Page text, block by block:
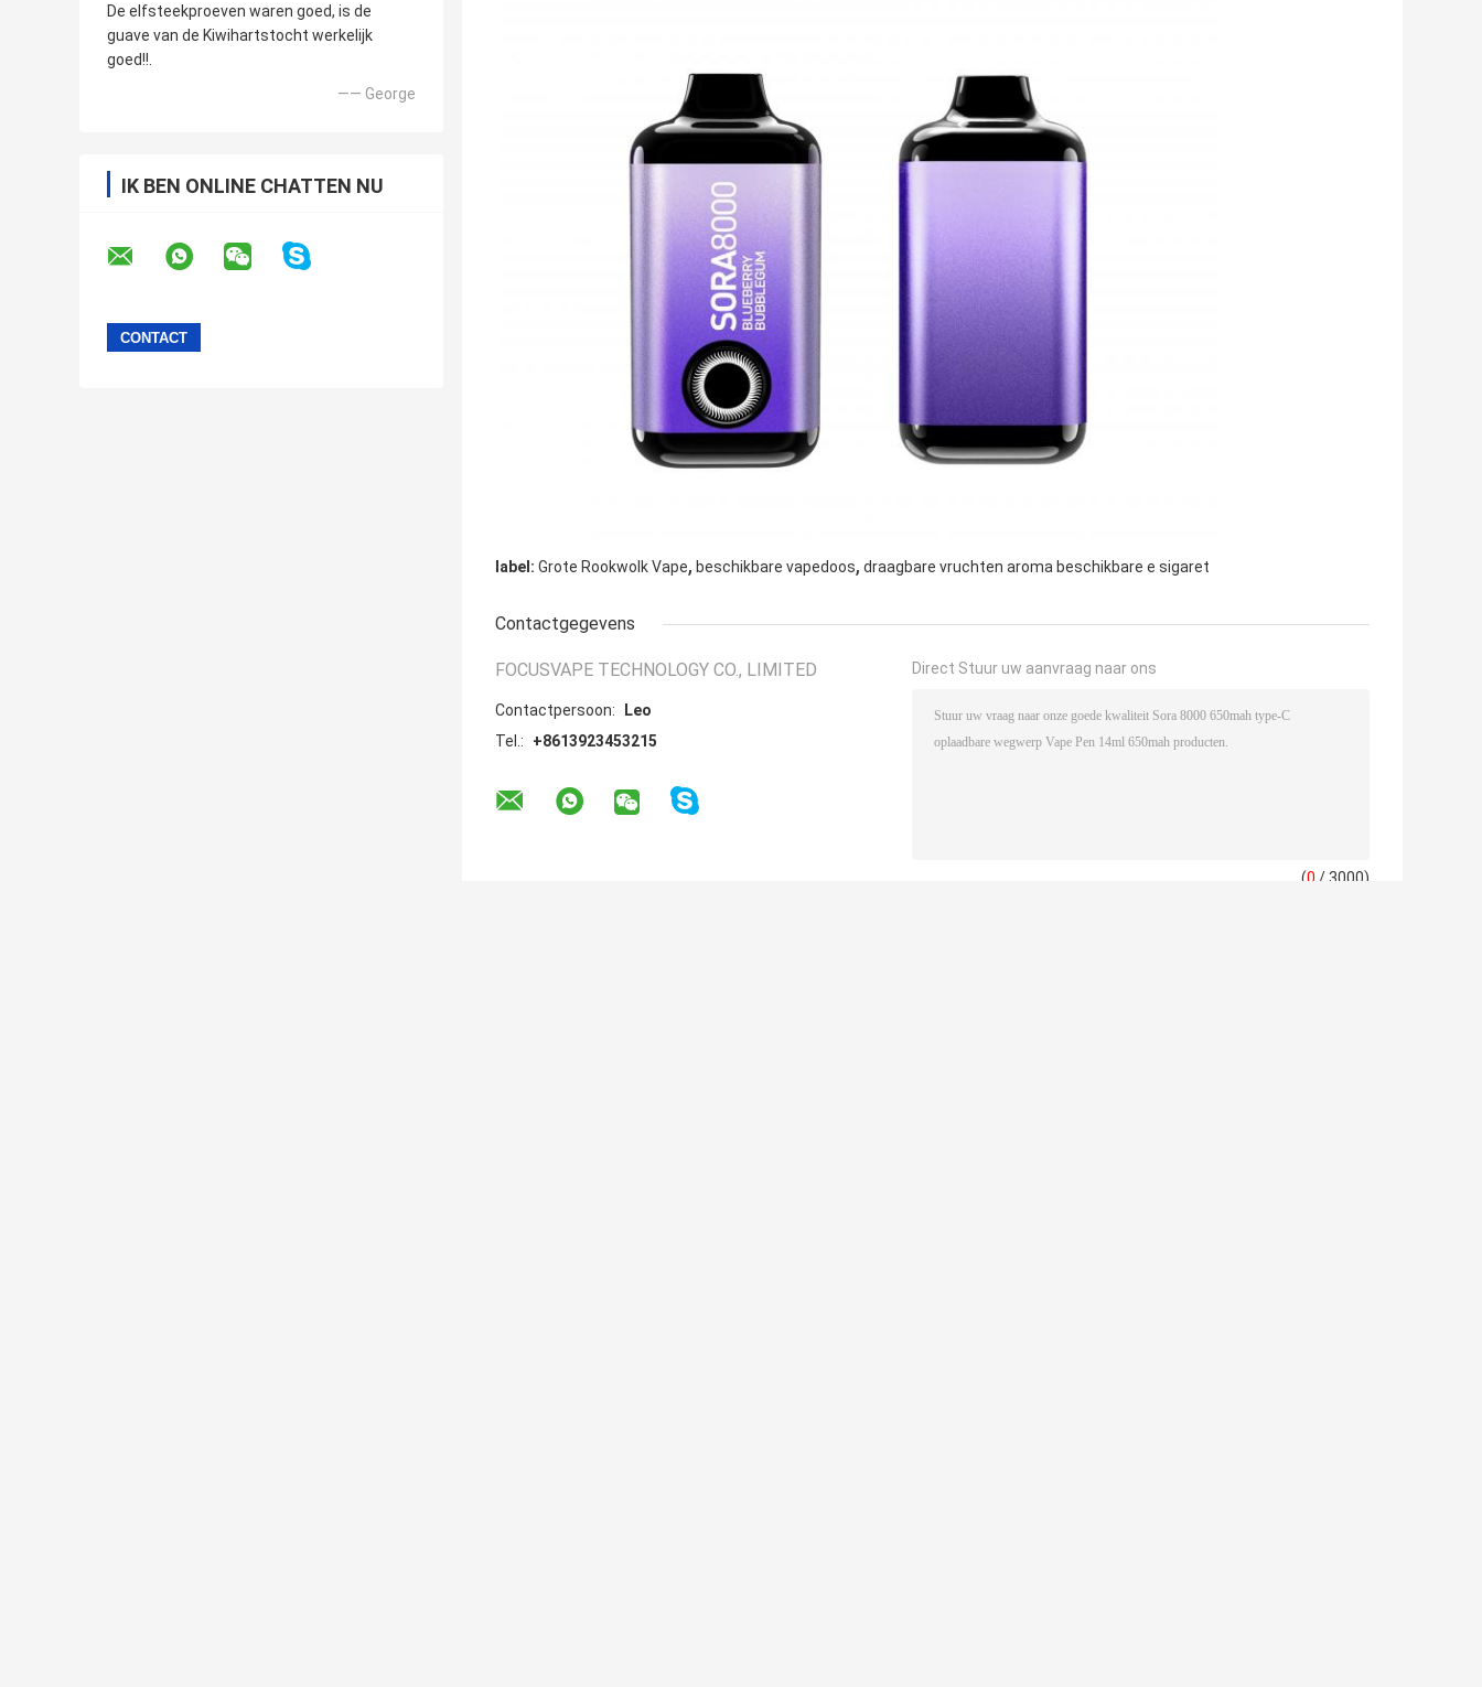
De elfsteekproeven waren goed, is de
guave van de Kiwihartstocht werkelijk
goed!!.
—— George
IK BEN ONLINE CHATTEN NU
label: Grote Rookwolk Vape, beschikbare vapedoos, draagbare vruchten aroma beschikbare e sigaret
Contactgegevens
FOCUSVAPE TECHNOLOGY CO., LIMITED
Contactpersoon:
Leo
Tel.:
+8613923453215
Direct Stuur uw aanvraag naar ons
(0 / 3000)